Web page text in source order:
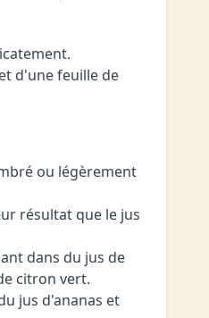
d'une feuille de
ou légèrement
résultat que le jus
dans du jus de
citron vert.
jus d'ananas et